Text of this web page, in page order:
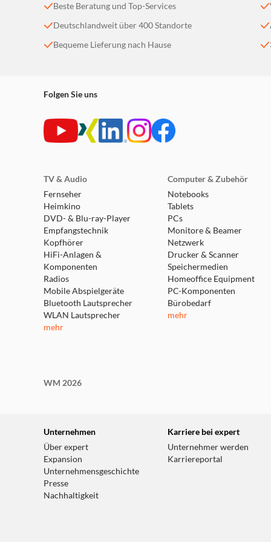
Beste Beratung und Top-Services
Deutschlandweit über 400 Standorte
Bequeme Lieferung nach Hause
Folgen Sie uns
TV & Audio
Fernseher
Heimkino
DVD- & Blu-ray-Player
Empfangstechnik
Kopfhörer
HiFi-Anlagen &
Komponenten
Radios
Mobile Abspielgeräte
Bluetooth Lautsprecher
WLAN Lautsprecher
mehr
Computer & Zubehör
Notebooks
Tablets
PCs
Monitore & Beamer
Netzwerk
Drucker & Scanner
Speichermedien
Homeoffice Equipment
PC-Komponenten
Bürobedarf
mehr
WM 2026
Unternehmen
Über expert
Expansion
Unternehmensgeschichte
Presse
Nachhaltigkeit
Karriere bei expert
Unternehmer werden
Karriereportal